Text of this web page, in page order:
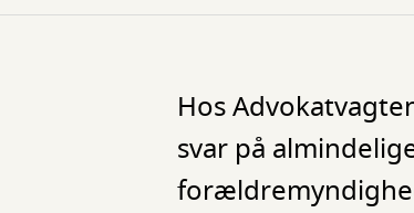
Hos
svar på